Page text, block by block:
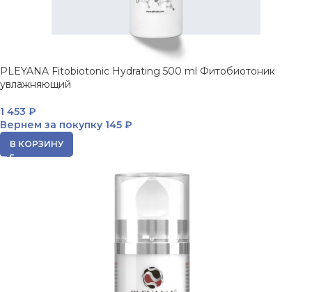
PLEYANA Fitobiotonic Hydrating 500 ml Фитобиотоник
увлажняющий
1 453 ₽
Вернем за покупку 145 ₽
В КОРЗИНУ